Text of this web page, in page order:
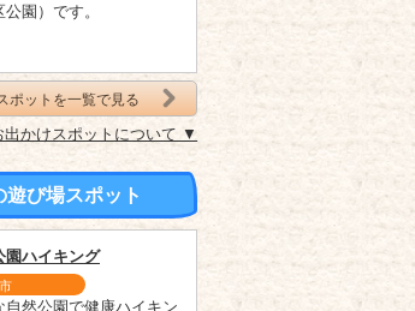
公園）です。
ポットを一覧で見る
かけスポットについて ▼
び場スポット
園ハイキング
自然公園で健康ハイキン